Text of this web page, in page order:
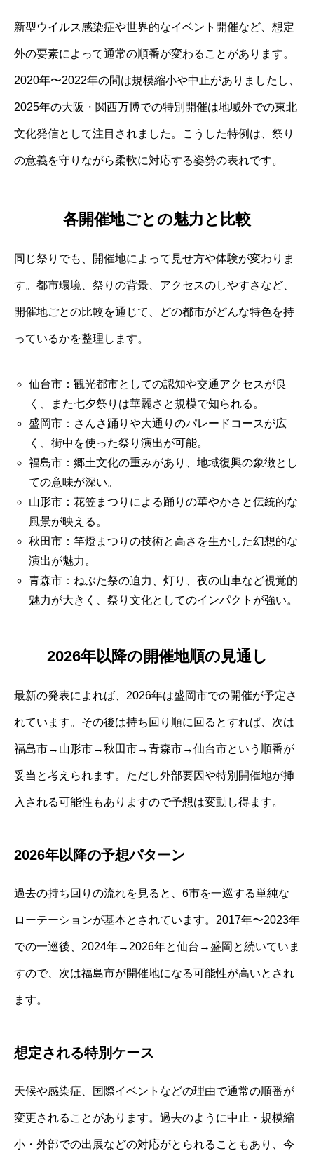
新型ウイルス感染症や世界的なイベント開催など、想定
外の要素によって通常の順番が変わることがあります。
2020年〜2022年の間は規模縮小や中止がありましたし、
2025年の大阪・関西万博での特別開催は地域外での東北
文化発信として注目されました。こうした特例は、祭り
の意義を守りながら柔軟に対応する姿勢の表れです。
各開催地ごとの魅力と比較
同じ祭りでも、開催地によって見せ方や体験が変わりま
す。都市環境、祭りの背景、アクセスのしやすさなど、
開催地ごとの比較を通じて、どの都市がどんな特色を持
っているかを整理します。
仙台市：観光都市としての認知や交通アクセスが良
く、また七夕祭りは華麗さと規模で知られる。
盛岡市：さんさ踊りや大通りのパレードコースが広
く、街中を使った祭り演出が可能。
福島市：郷土文化の重みがあり、地域復興の象徴とし
ての意味が深い。
山形市：花笠まつりによる踊りの華やかさと伝統的な
風景が映える。
秋田市：竿燈まつりの技術と高さを生かした幻想的な
演出が魅力。
青森市：ねぶた祭の迫力、灯り、夜の山車など視覚的
魅力が大きく、祭り文化としてのインパクトが強い。
2026年以降の開催地順の見通し
最新の発表によれば、2026年は盛岡市での開催が予定さ
れています。その後は持ち回り順に回るとすれば、次は
福島市→山形市→秋田市→青森市→仙台市という順番が
妥当と考えられます。ただし外部要因や特別開催地が挿
入される可能性もありますので予想は変動し得ます。
2026年以降の予想パターン
過去の持ち回りの流れを見ると、6市を一巡する単純な
ローテーションが基本とされています。2017年〜2023年
での一巡後、2024年→2026年と仙台→盛岡と続いていま
すので、次は福島市が開催地になる可能性が高いとされ
ます。
想定される特別ケース
天候や感染症、国際イベントなどの理由で通常の順番が
変更されることがあります。過去のように中止・規模縮
小・外部での出展などの対応がとられることもあり、今